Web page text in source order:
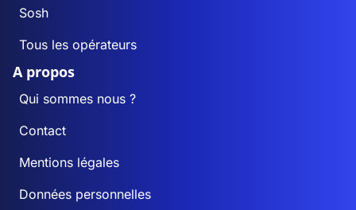
Sosh
Tous les opérateurs
A propos
Qui sommes nous ?
Contact
Mentions légales
Données personnelles